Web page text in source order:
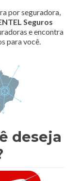
por seguradora,
Seguros
e encontra
para você.
deseja